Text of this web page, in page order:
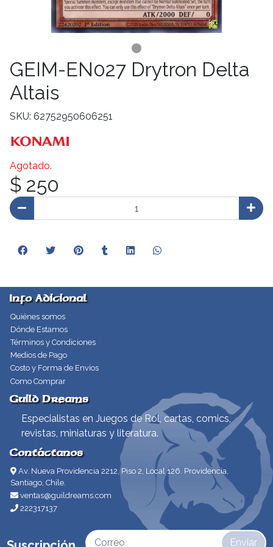
GEIM-EN027 Drytron Delta
Altais
SKU: 62752950606251
Agotado.
$ 250
Info Adicional
Quiénes somos
Dónde Estamos
Términos y Condiciones
Medios de Pago
Costo y Forma de Envíos
Como Comprar
Guild Dreams
Especialistas en Juegos de Rol, cartas, comics,
revistas, miniaturas y literatura.
Contáctanos
Av. Nueva Providencia 2212, Piso 2, Local 126. Providencia,
Santiago, Chile.
ventas@guildreams.com
222317137
Enviar